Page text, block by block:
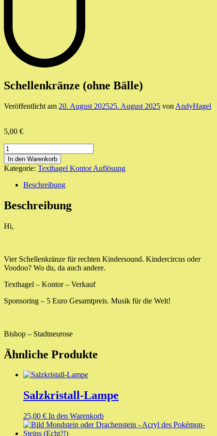
Schellenkränze (ohne Bälle)
Veröffentlicht am 20. August 202525. August 2025 von AndyHagel
5,00 €
Schellenkränze
(ohne
Bälle)
Menge
In den Warenkorb
Kategorie: Texthagel Kontor Auflösung
Beschreibung
Beschreibung
Hi,
Vier Schellenkränze für rechten Kindersound. Kindercircus oder
Voodoo? Wo du, da auch andere.
Texthagel – Kontor – Verkauf
Sponsoring – 5 Euro Gesamtpreis. Musik für die Welt!
Bishop – Stadtneurose
Ähnliche Produkte
Salzkristall-Lampe
25,00 € In den Warenkorb